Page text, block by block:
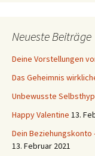
Neueste Beiträge
Deine Vorstellungen
Das Geheimnis
Unbewusste
Happy Valentine 13.
Dein Beziehungskonto
13. Februar 2021